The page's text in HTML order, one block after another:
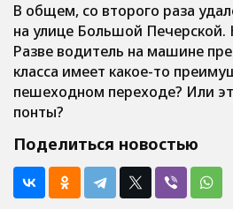
В общем, со второго раза
на улице Большой Печерской.
Разве водитель на машине
класса имеет какое-то
пешеходном переходе? Или
понты?
Поделиться новостью